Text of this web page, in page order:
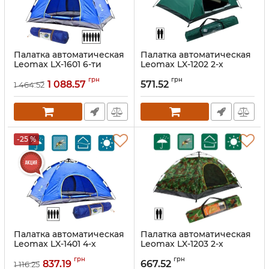
Палатка автоматическая
Leomax LX-1601 6-ти
250x200x150 см
шестиместная
1845632
1 464.52 1 088.57 грн
Палатка автоматическая
Leomax LX-1202 2-х
200x150x110 см,
двухместная
1845641
571.52 грн
-25 %
Палатка автоматическая
Leomax LX-1401 4-х
200x200x135 см
1 116.25 837.19 грн
Палатка автоматическая
Leomax LX-1203 2-х
200x150x110 см, автомат,
667.52 грн